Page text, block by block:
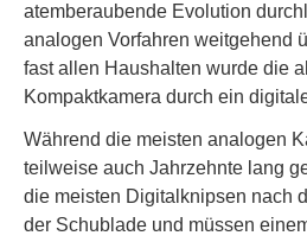
atemberaubende Evolution
analogen Vorfahren weitgehend
fast allen Haushalten wurde die
Kompaktkamera durch ein
Während die meisten analogen
teilweise auch Jahrzehnte lang
die meisten Digitalknipsen nach
der Schublade und müssen